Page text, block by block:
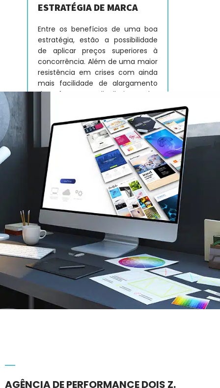
ESTRATÉGIA DE MARCA
Entre os benefícios de uma boa
estratégia, estão a possibilidade
de aplicar preços superiores à
concorrência. Além de uma maior
resistência em crises com ainda
mais facilidade de alargamento
de ofertas e distribuição dos
SAIBA MAIS
MÍDIAS TRADICIONAIS
Mesmo com o aumento no digital,
as mídias tradicionais ainda
permanecem trazendo resultado
em pouco tempo, além de ser
uma das alternativas mais
confiáveis na publicidade.
SAIBA MAIS
AGÊNCIA DE PERFORMANCE DOIS Z.